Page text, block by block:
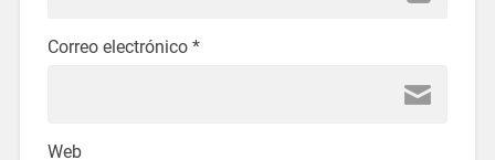
Correo electrónico *
Web